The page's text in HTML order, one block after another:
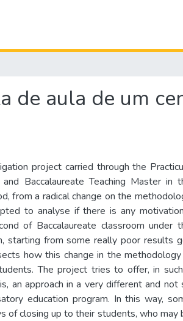
de aula de um
project carried through the
Baccalaureate Teaching Master in
from a radical change on the
to analyse if there is any
of Baccalaureate classroom under
starting from some really poor results
how this change in the
The project tries to offer, in
an approach in a very different and not
education program. In this way,
of closing up to their students, who may